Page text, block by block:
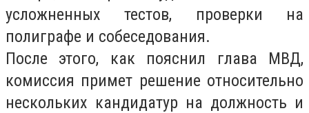
усложненных тестов, проверки на
полиграфе и собеседования.
После этого, как пояснил глава МВД,
комиссия примет решение относительно
нескольких кандидатур на должность и